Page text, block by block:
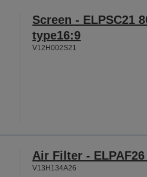
Screen - ELPSC21
type16:9
V12H002S21
Air Filter - ELPAF26
V13H134A26